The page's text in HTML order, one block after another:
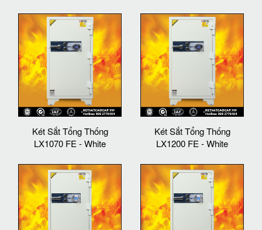
Két Sắt Tổng Thống
LX1070 FE - White
Két Sắt Tổng Thống
LX1200 FE - White